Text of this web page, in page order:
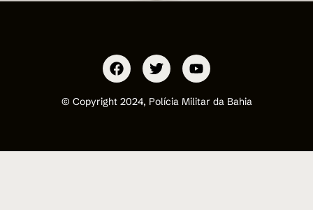
© Copyright 2024, Polícia Militar da Bahia